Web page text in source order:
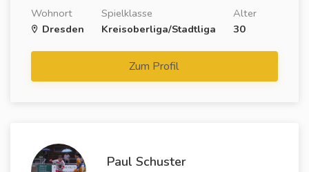
Wohnort
Dresden
Spielklasse
Kreisoberliga/Stadtliga
Alter
30
Zum Profil
Paul Schuster